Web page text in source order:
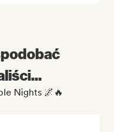
Nights 🌌🔥